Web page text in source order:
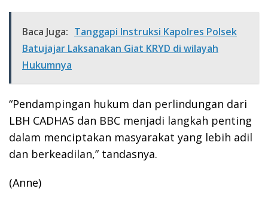
Baca Juga: Tanggapi Instruksi Kapolres Polsek
Batujajar Laksanakan Giat KRYD di wilayah
Hukumnya
“Pendampingan hukum dan perlindungan dari
LBH CADHAS dan BBC menjadi langkah penting
dalam menciptakan masyarakat yang lebih adil
dan berkeadilan,” tandasnya.
(Anne)